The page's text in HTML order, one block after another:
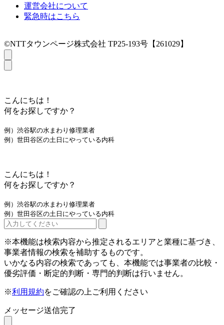
運営会社について
緊急時はこちら
©NTTタウンページ株式会社 TP25-193号【261029】
こんにちは！
何をお探しですか？
例）渋谷駅の水まわり修理業者
例）世田谷区の土日にやっている内科
こんにちは！
何をお探しですか？
例）渋谷駅の水まわり修理業者
例）世田谷区の土日にやっている内科
※本機能は検索内容から推定されるエリアと業種に基づき、
事業者情報の検索を補助するものです。
いかなる内容の検索であっても、本機能では事業者の比較・
優劣評価・断定的判断・専門的判断は行いません。
※利用規約をご確認の上ご利用ください
メッセージ送信完了